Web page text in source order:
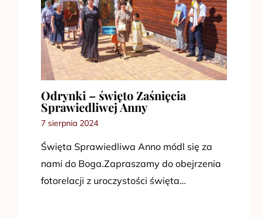
Odrynki – święto Zaśnięcia
Sprawiedliwej Anny
7 sierpnia 2024
Święta Sprawiedliwa Anno módl się za
nami do Boga.Zapraszamy do obejrzenia
fotorelacji z uroczystości święta…